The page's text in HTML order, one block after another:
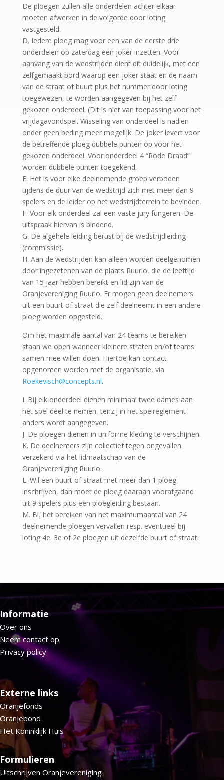
De ploegen zullen alle onderdelen achter elkaar
moeten afwerken in de volgorde door loting
vastgesteld.
D. Iedere ploeg mag voor een van de eerste drie
onderdelen op zaterdag een joker inzetten. Voor
aanvang van de wedstrijden dient dit duidelijk, met een
zelfgemaakt bord waarop een joker staat en de naam
van de straat of buurt plus het nummer door loting
toegewezen, te worden aangegeven bij het zelf
gekozen onderdeel. (Dit is niet van toepassing voor het
vrijdagavondspel. Wisseling van onderdeel is nadien
onder geen beding meer mogelijk. De joker levert voor
de betreffende ploeg dubbele punten op voor het
gekozen onderdeel. Voor onderdeel 4 “Rode Draad”
worden dubbele punten toegekend.
E. Het is voor elke deelnemende groep verboden
tijdens de duur van de wedstrijd zich met meer dan 9
spelers en de leider op het wedstrijdterrein te bevinden.
F. Voor elk onderdeel zal een vaste jury fungeren. De
uitspraak hiervan is bindend.
G. De algehele leiding berust bij de wedstrijdleiding
(commissie).
H. Aan de wedstrijden kan alleen worden deelgenomen
door ingezetenen van de plaats Ruurlo, die de leeftijd
van 15 jaar hebben bereikt en lid zijn van de
Oranjevereniging Ruurlo. Er mogen geen deelnemers
uit een buurt of straat die zelf deelneemt in een andere
ploeg worden opgesteld.
Om het maximale aantal van 24 teams te bereiken
staan we open wanneer kleinere straten en/of teams
samen mee willen doen. Hiertoe kan contact
opgenomen worden met de organisatie, via
Roekevisch@concepts.nl.
I. Bij elk onderdeel dienen minimaal twee dames aan
het spel deel te nemen, tenzij in het spelreglement
anders wordt aangegeven.
J. De ploegen dienen in uniforme kleding te verschijnen.
K. De deelnemers zijn collectief tegen ongevallen
verzekerd via het lidmaatschap van de
Oranjevereniging Ruurlo.
L. Wil een buurt of straat met meer dan 1 ploeg
inschrijven, dan moet de ploeg daaraan voorafgaand
uit 9 spelers plus een ploegleiding bestaan.
M. Bij het bereiken van het maximumaantal van 24
deelnemende ploegen vervallen resp. eventueel bij
loting 4e. 3e of 2e ploegen uit dezelfde buurt of straat.
Informatie
Over ons
Neem contact op
Privacy policy
Externe links
Oranjefonds
Oranjebond
Het Koninklijk Huis
Formulieren
Uitschrijven Oranjevereniging